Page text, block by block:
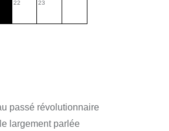
22 23
passé révolutionnaire
largement parlée